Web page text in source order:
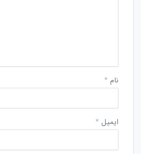
نام *
ایمیل *